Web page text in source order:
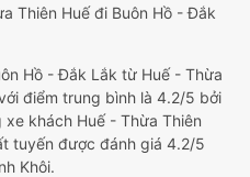
Thiên Huế đi Buôn Hồ - Đắk
Hồ - Đắk Lắk từ Huế - Thừa
điểm trung bình là 4.2/5 bởi
khách Huế - Thừa Thiên
tuyến được đánh giá 4.2/5
Khôi.